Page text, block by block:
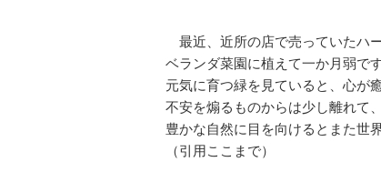
最近、近所の店で売っていたハ
ベランダ菜園に植えて一か月弱で
元気に育つ緑を見ていると、心が
不安を煽るものからは少し離れて、
豊かな自然に目を向けるとまた世
（引用ここまで）